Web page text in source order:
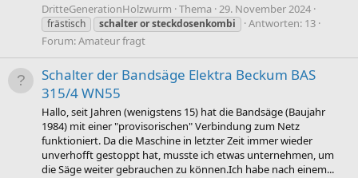
DritteGenerationHolzwurm Thema 29. November 2024
frästisch schalterorsteckdosenkombi
Antworten: 13
Forum:Amateur fragt
Schalter der Bandsäge Elektra Beckum BAS
315/4 WN55
Hallo, seit Jahren (wenigstens 15) hat die Bandsäge (Baujahr
1984) mit einer "provisorischen" Verbindung zum Netz
funktioniert. Da die Maschine in letzter Zeit immer wieder
unverhofft gestoppt hat, musste ich etwas unternehmen, um
die Säge weiter gebrauchen zu können.Ich habe nach einem...